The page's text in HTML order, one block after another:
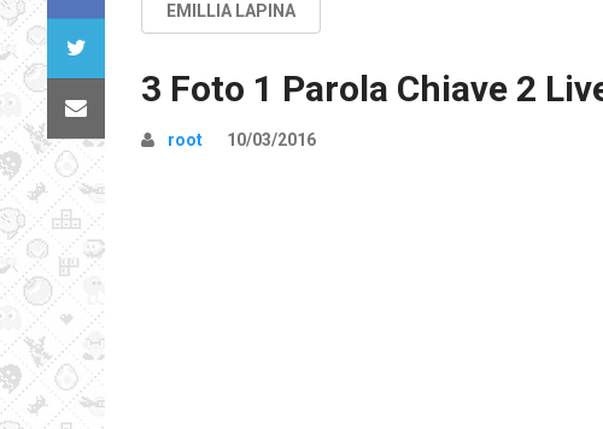
EMILLIA LAPINA
3 Foto 1 Parola Chiave 2
root 10/03/2016